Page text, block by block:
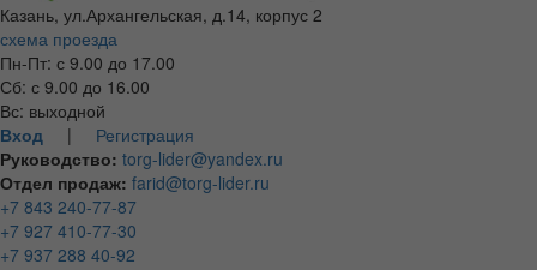
Казань, ул.Архангельская, д.14, корпус 2
схема проезда
Пн-Пт: с 9.00 до 17.00
Сб: с 9.00 до 16.00
Вс: выходной
Вход | Регистрация
Руководство: torg-lider@yandex.ru
Отдел продаж: farid@torg-lider.ru
+7 843 240-77-87
+7 927 410-77-30
+7 937 288 40-92